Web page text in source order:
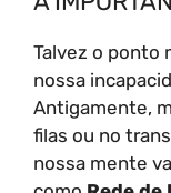
Talvez o ponto
nossa
Antigamente,
filas ou no
nossa mente